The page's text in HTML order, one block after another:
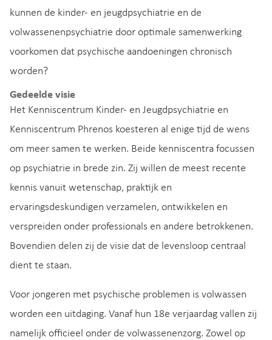
kunnen de kinder- en jeugdpsychiatrie en de
volwassenenpsychiatrie door optimale samenwerking
voorkomen dat psychische aandoeningen chronisch
worden?
Gedeelde visie
Het Kenniscentrum Kinder- en Jeugdpsychiatrie en
Kenniscentrum Phrenos koesteren al enige tijd de wens
om meer samen te werken. Beide kenniscentra focussen
op psychiatrie in brede zin. Zij willen de meest recente
kennis vanuit wetenschap, praktijk en
ervaringsdeskundigen verzamelen, ontwikkelen en
verspreiden onder professionals en andere betrokkenen.
Bovendien delen zij de visie dat de levensloop centraal
dient te staan.
Voor jongeren met psychische problemen is volwassen
worden een uitdaging. Vanaf hun 18e verjaardag vallen zij
namelijk officieel onder de volwassenenzorg. Zowel op